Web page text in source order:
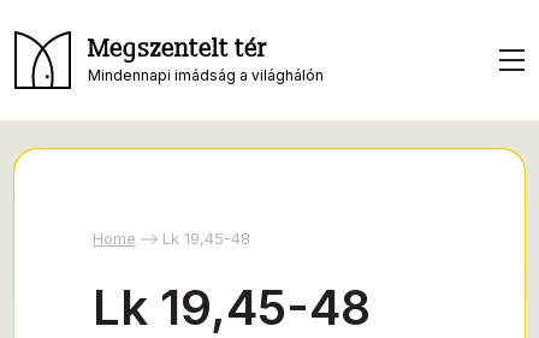
Megszentelt tér
Mindennapi imádság a világhálón
Home Lk 19,45-48
Lk 19,45-48